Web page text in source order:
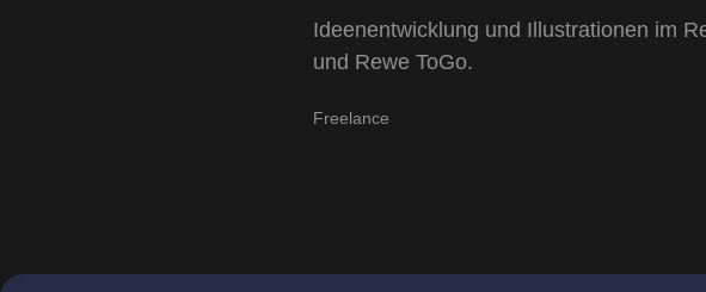
Ideenentwicklung und Illustrationen im
und Rewe ToGo.
Freelance